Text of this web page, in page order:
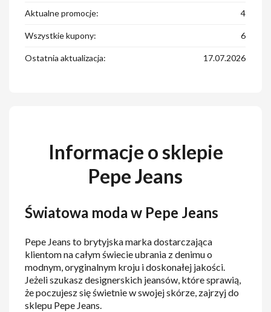
Aktualne promocje: 4
Wszystkie kupony: 6
Ostatnia aktualizacja: 17.07.2026
Informacje o sklepie
Pepe Jeans
Światowa moda w Pepe Jeans
Pepe Jeans to brytyjska marka dostarczająca
klientom na całym świecie ubrania z denimu o
modnym, oryginalnym kroju i doskonałej jakości.
Jeżeli szukasz designerskich jeansów, które sprawią,
że poczujesz się świetnie w swojej skórze, zajrzyj do
sklepu Pepe Jeans.